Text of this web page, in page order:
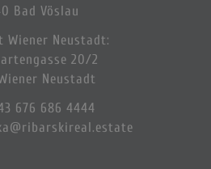
Bad Vöslau
Wiener Neustadt:
20/2
Neustadt
676 686 4444